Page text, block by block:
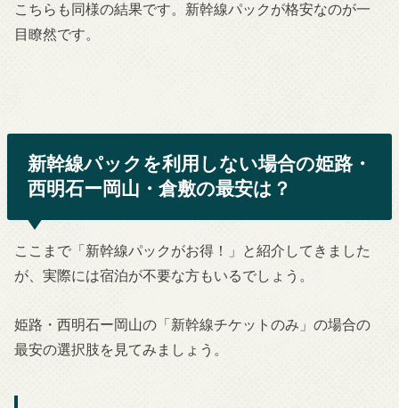
こちらも同様の結果です。新幹線パックが格安なのが一
目瞭然です。
新幹線パックを利用しない場合の姫路・
西明石ー岡山・倉敷の最安は？
ここまで「新幹線パックがお得！」と紹介してきました
が、実際には宿泊が不要な方もいるでしょう。
姫路・西明石ー岡山の「新幹線チケットのみ」の場合の
最安の選択肢を見てみましょう。